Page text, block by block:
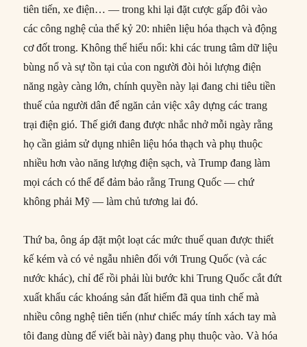
tiên tiến, xe điện… — trong khi lại đặt cược gấp đôi vào
các công nghệ của thế kỷ 20: nhiên liệu hóa thạch và động
cơ đốt trong. Không thể hiểu nổi: khi các trung tâm dữ liệu
bùng nổ và sự tồn tại của con người đòi hỏi lượng điện
năng ngày càng lớn, chính quyền này lại đang chi tiêu tiền
thuế của người dân để ngăn cản việc xây dựng các trang
trại điện gió. Thế giới đang được nhắc nhở mỗi ngày rằng
họ cần giảm sử dụng nhiên liệu hóa thạch và phụ thuộc
nhiều hơn vào năng lượng điện sạch, và Trump đang làm
mọi cách có thể để đảm bảo rằng Trung Quốc — chứ
không phải Mỹ — làm chủ tương lai đó.
Thứ ba, ông áp đặt một loạt các mức thuế quan được thiết
kế kém và có vẻ ngẫu nhiên đối với Trung Quốc (và các
nước khác), chỉ để rồi phải lùi bước khi Trung Quốc cắt đứt
xuất khẩu các khoáng sản đất hiếm đã qua tinh chế mà
nhiều công nghệ tiên tiến (như chiếc máy tính xách tay mà
tôi đang dùng để viết bài này) đang phụ thuộc vào. Và hóa